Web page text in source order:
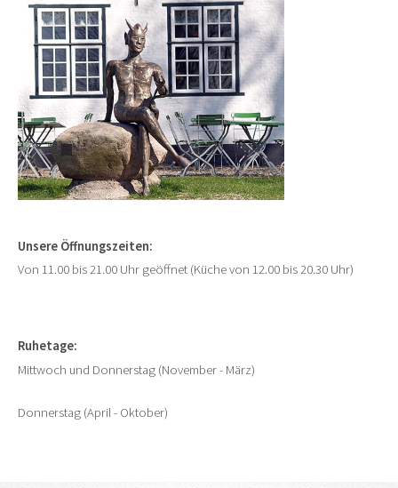
Unsere Öffnungszeiten:
Von 11.00 bis 21.00 Uhr geöffnet (Küche von 12.00 bis 20.30 Uhr)
Ruhetage:
Mittwoch und Donnerstag (November - März)
Donnerstag (April - Oktober)